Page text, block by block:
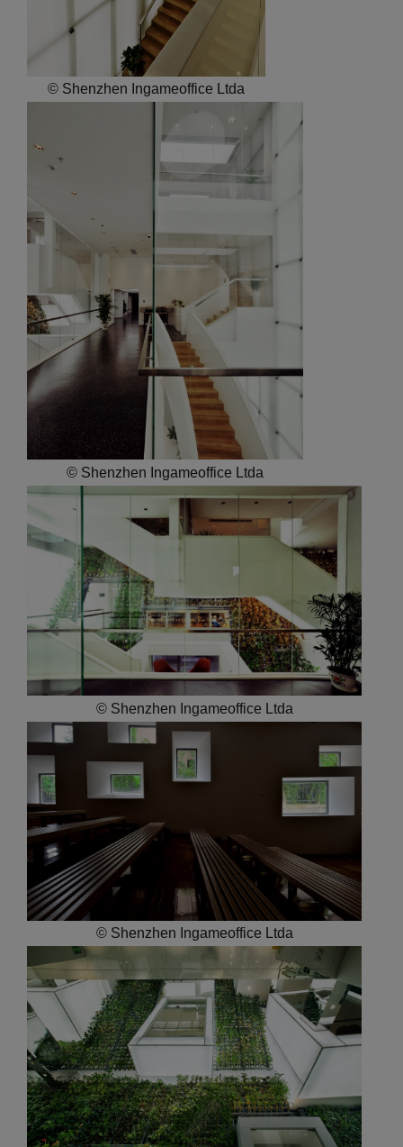
© Shenzhen Ingameoffice Ltda
© Shenzhen Ingameoffice Ltda
© Shenzhen Ingameoffice Ltda
© Shenzhen Ingameoffice Ltda